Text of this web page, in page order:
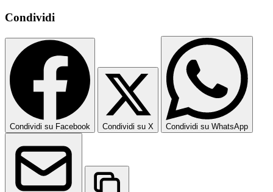
Condividi
Condividi su Facebook Condividi su X Condividi su WhatsApp